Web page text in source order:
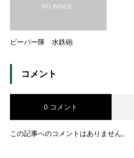
ビーバー隊 水鉄砲
コメント
0 コメント
この記事へのコメントはありません。